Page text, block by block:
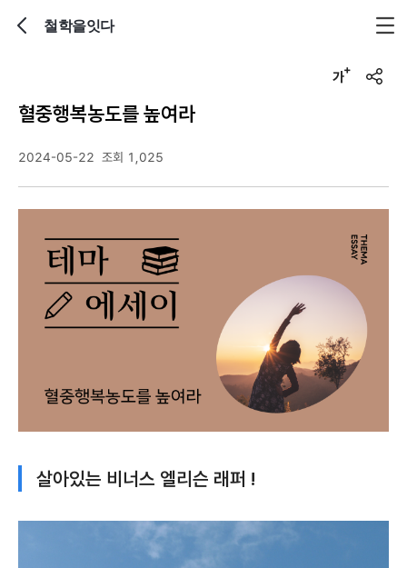
철학을잇다
u
혈중행복농도를 높여라
2024-05-22 조회 1,025
살아있는 비너스 엘리슨 래퍼 !